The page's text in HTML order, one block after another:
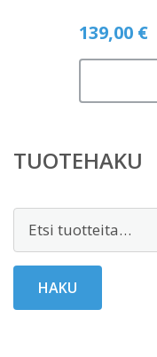
139,00 €
TUOTEHAKU
Etsi:
HAKU